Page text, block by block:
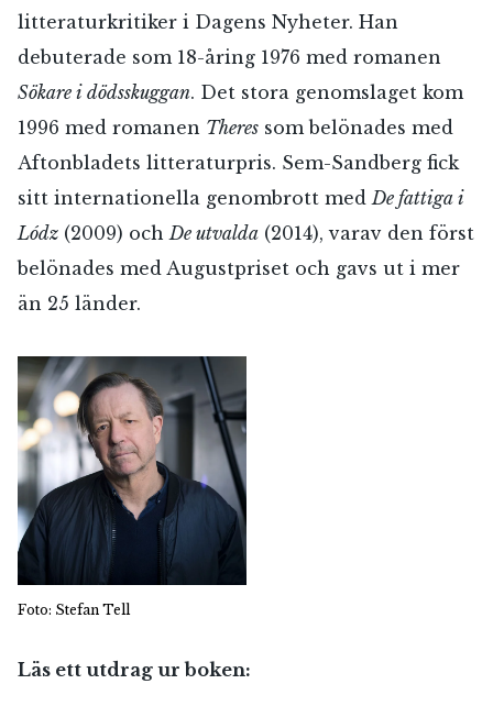
litteraturkritiker i Dagens Nyheter. Han
debuterade som 18-åring 1976 med romanen
Sökare i dödsskuggan. Det stora genomslaget kom
1996 med romanen Theres som belönades med
Aftonbladets litteraturpris. Sem-Sandberg fick
sitt internationella genombrott medDe fattiga i
Lódz (2009) ochDe utvalda (2014), varav den först
belönades med Augustpriset och gavs ut i mer
än 25 länder.
Foto: Stefan Tell
Läs ett utdrag ur boken: